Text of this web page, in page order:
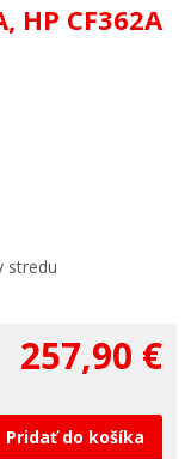
HP CF362A
stredu
257,90 €
Pridať do košíka